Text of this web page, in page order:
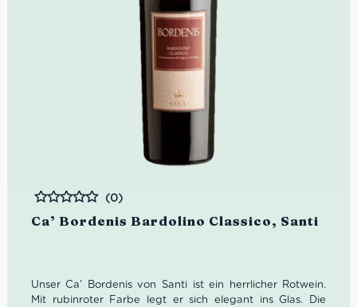
Ca’ Bordenis Bardolino Classico, Santi
Bewertet
(0)
Unser Ca’ Bordenis von Santi ist ein herrlicher Rotwein.
Mit rubinroter Farbe legt er sich elegant ins Glas. Die